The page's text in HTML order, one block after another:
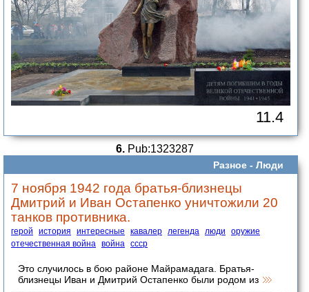
11.4
6.Pub:1323287
Разное - Люди
7 ноября 1942 года братья-близнецы
Дмитрий и Иван Остапенко уничтожили 20
танков противника.
герой история интересные кавалер легенда люди
оружие
отечественная война война ссср
Это случилось в бою районе Майрамадага. Братья-
близнецы Иван и Дмитрий Остапенко были родом из